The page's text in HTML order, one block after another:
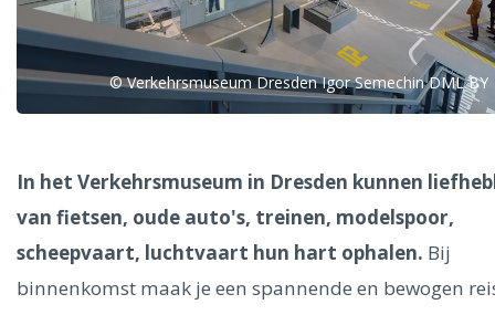
Dresden
Ålesund
Parijs Tokio Amsterdam Barcelona Dubai
Milaan
© Verkehrsmuseum Dresden Igor Semechin DML BY
In het Verkehrsmuseum in Dresden kunnen
van fietsen, oude auto's, treinen, modelspoor,
scheepvaart, luchtvaart hun hart ophalen. Bij
binnenkomst maak je een spannende en bewogen